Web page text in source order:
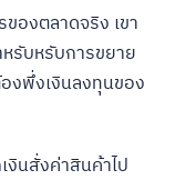
องตลาดจริง เขา
รับหรับการขยาย
งพึ่งเงินลงทุนของ
งินสั่งค่าสินค้าไป